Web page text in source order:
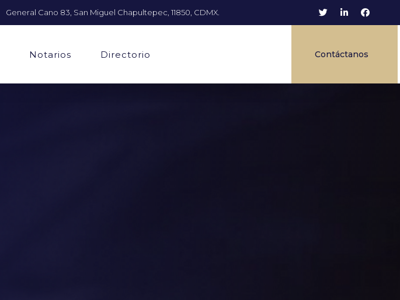
General Cano 83, San Miguel Chapultepec, 11850, CDMX.
Notarios Directorio Contáctanos